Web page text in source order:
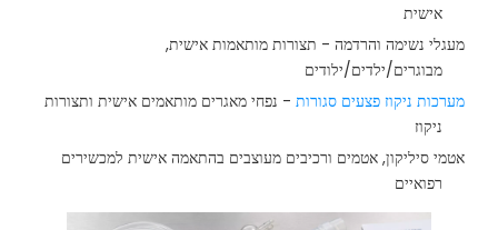
אישית
מעגלי נשימה והרדמה - תצורות מותאמות אישית,
מבוגרים/ילדים/ילודים
מערכות ניקוז פצעים סגורות - נפחי מאגרים מותאמים אישית ותצורות
ניקוז
אטמי סיליקון, אטמים ורכיבים מעוצבים בהתאמה אישית למכשירים
רפואיים